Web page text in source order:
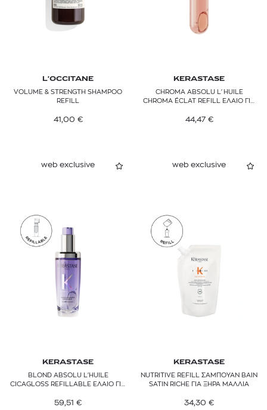
L'OCCITANE
VOLUME & STRENGTH SHAMPOO
REFILL
41,00 €
KERASTASE
CHROMA ABSOLU L'HUILE
CHROMA ÉCLAT REFILL ΕΛΑΙΟ ΓΙΑ
44,47 €
web exclusive
KERASTASE
BLOND ABSOLU L'ΗUILE
CICAGLOSS REFILLABLE ΕΛΑΙΟ ΓΙΑ
59,51 €
web exclusive
KERASTASE
NUTRITIVE REFILL ΣΑΜΠΟΥΑΝ BAIN
SATIN RICHE ΓΙΑ ΞΗΡΑ ΜΑΛΛΙΑ
34,30 €